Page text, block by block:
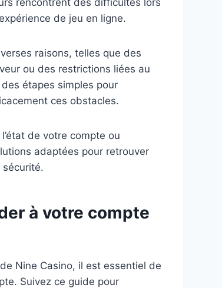
de jeu en ligne.
raisons, telles que des
ou des restrictions liées au
étapes simples pour
ces obstacles.
de votre compte ou
adaptées pour retrouver
sécurité.
à votre compte
Nine Casino, il est essentiel de
Suivez ce guide pour